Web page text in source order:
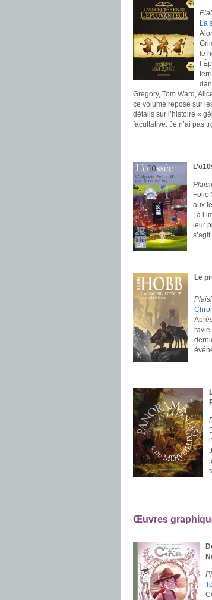
La
le
Gregory, Tom Ward,
ce volume repose sur
détails sur l’histoire «
facultative. Je n’ai pas
Folio
aux
; à
leur
Le
ravie
Œuvres